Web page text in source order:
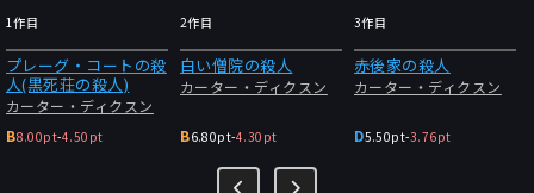
1作目
プレーグ・コートの殺
人(黒死荘の殺人)
カーター・ディクスン
B8.00pt-4.50pt
2作目
白い僧院の殺人
カーター・ディクスン
B6.80pt-4.30pt
3作目
赤後家の殺人
カーター・ディクスン
D5.50pt-3.76pt